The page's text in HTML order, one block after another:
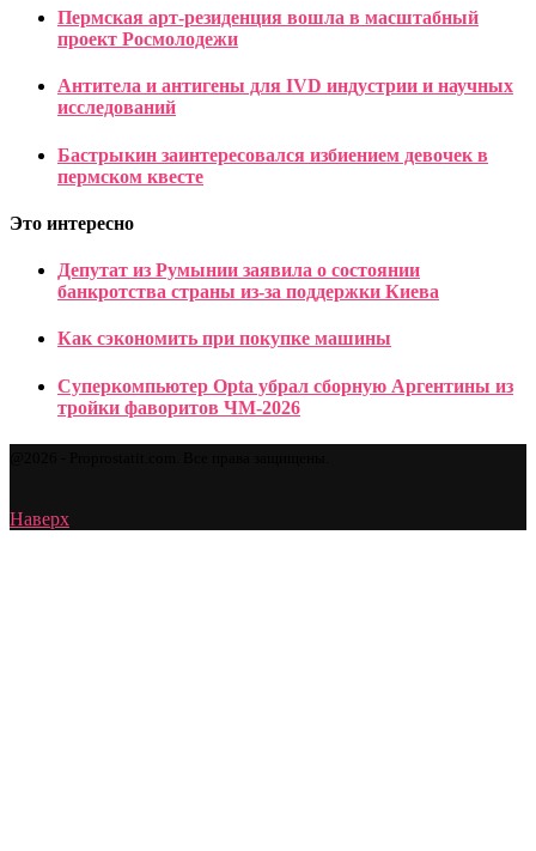
Пермская арт-резиденция вошла в масштабный
проект Росмолодежи
Антитела и антигены для IVD индустрии и научных
исследований
Бастрыкин заинтересовался избиением девочек в
пермском квесте
Это интересно
Депутат из Румынии заявила о состоянии
банкротства страны из-за поддержки Киева
Как сэкономить при покупке машины
Суперкомпьютер Opta убрал сборную Аргентины из
тройки фаворитов ЧМ-2026
Наверх